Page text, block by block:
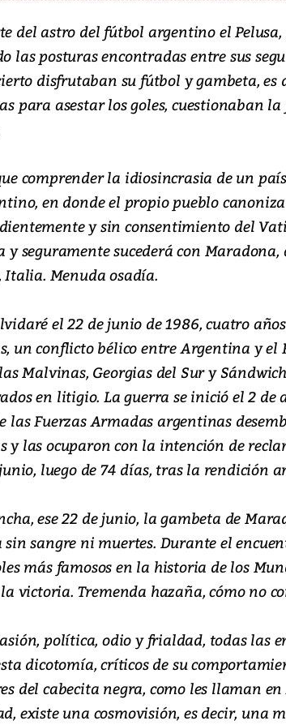
del astro del fútbol argentino el
las posturas encontradas entre sus
disfrutaban su fútbol y gambeta, es
para asestar los goles, cuestionaban
comprender la idiosincrasia de un
en donde el propio pueblo
y sin consentimiento del
y seguramente sucederá con Maradona,
Italia. Menuda osadía.
el 22 de junio de 1986, cuatro
un conflicto bélico entre Argentina y el
Malvinas, Georgias del Sur y
en litigio. La guerra se inició el 2 de
las Fuerzas Armadas argentinas
y las ocuparon con la intención de
luego de 74 días, tras la rendición
ese 22 de junio, la gambeta de
sin sangre ni muertes. Durante el
más famosos en la historia de los
victoria. Tremenda hazaña, cómo no
política, odio y frialdad, todas las
dicotomía, críticos de su
del cabecita negra, como les llaman
existe una cosmovisión, es decir, una